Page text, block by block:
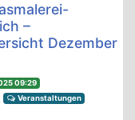
–
Dezember
09:29
Veranstaltungen